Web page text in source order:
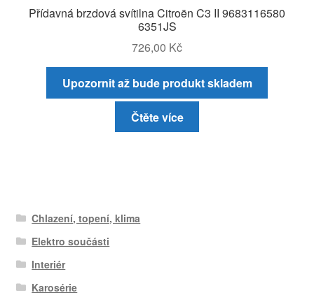
Přídavná brzdová svítilna Citroën C3 II 9683116580
6351JS
726,00 Kč
Upozornit až bude produkt skladem
Čtěte více
Chlazení, topení, klima
Elektro součásti
Interiér
Karosérie